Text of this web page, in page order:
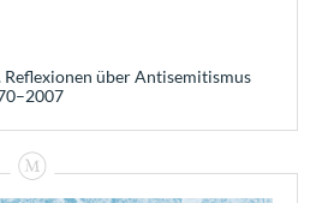
über Antisemitismus